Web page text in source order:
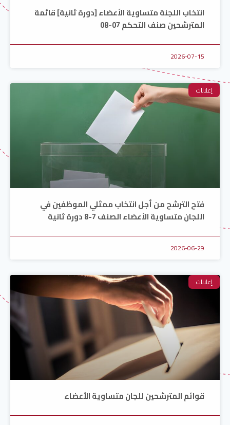
انتخاب اللجنة متساوية الأعضاء [دورة ثانية] قائمة
المترشحين صنف التحكم 07-08
2026-07-15
إعلانات
فتح الترشح من أجل انتخاب ممثلي الموظفين في
اللجان متساوية الأعضاء الصنف 7-8 دورة ثانية
2026-06-29
إعلانات
قوائم المترشحين للجان متساوية الأعضاء